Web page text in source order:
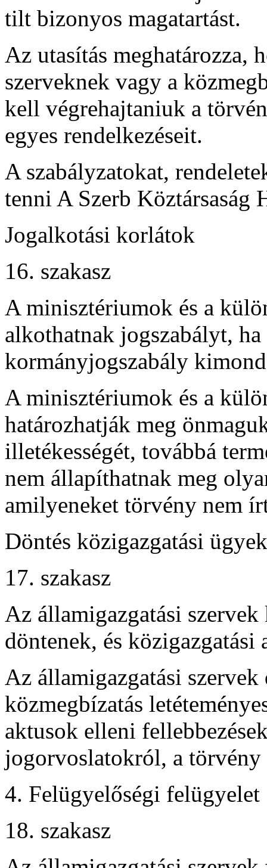
tilt bizonyos magatartást.
Az utasítás meghatározza,
szerveknek vagy a
kell végrehajtaniuk a
egyes rendelkezéseit.
A szabályzatokat,
tenni A Szerb Köztársaság
Jogalkotási korlátok
16. szakasz
A minisztériumok és a
alkothatnak jogszabályt,
kormányjogszabály
A minisztériumok és a
határozhatják meg
illetékességét, továbbá
nem állapíthatnak meg
amilyeneket törvény nem
Döntés közigazgatási
17. szakasz
Az államigazgatási
döntenek, és közigazgatási
Az államigazgatási
közmegbízatás
aktusok elleni
jogorvoslatokról, a törvény
4. Felügyelőségi felügyelet
18. szakasz